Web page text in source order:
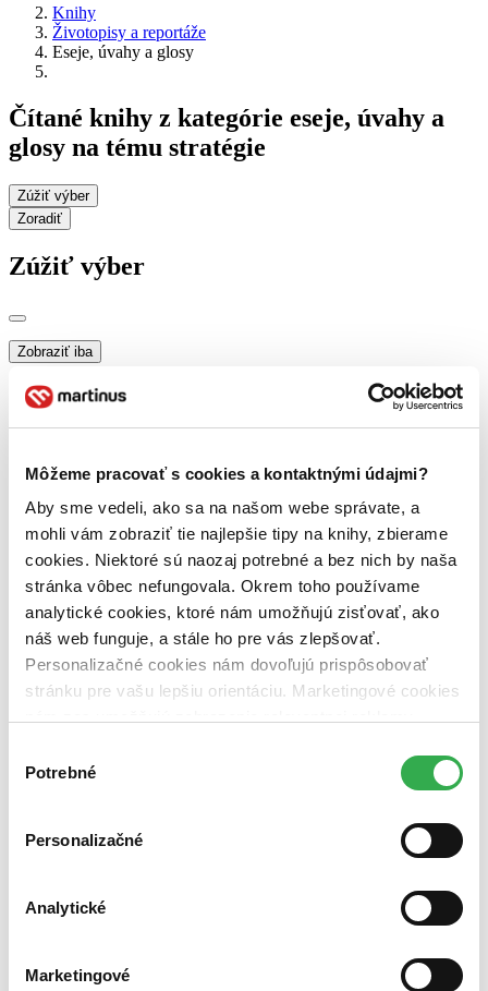
Môžeme pracovať s cookies a kontaktnými údajmi?
Aby sme vedeli, ako sa na našom webe správate, a
mohli vám zobraziť tie najlepšie tipy na knihy, zbierame
cookies. Niektoré sú naozaj potrebné a bez nich by naša
stránka vôbec nefungovala. Okrem toho používame
analytické cookies, ktoré nám umožňujú zisťovať, ako
náš web funguje, a stále ho pre vás zlepšovať.
Personalizačné cookies nám dovoľujú prispôsobovať
stránku pre vašu lepšiu orientáciu. Marketingové cookies
nám pomohlo, keby sme mohli používať všetky tieto
súhlasu
Potrebné
Personalizačné
Analytické
Marketingové
Knihy
Životopisy a reportáže
Eseje, úvahy a glosy
Čítané knihy z kategórie eseje, úvahy a
glosy na tému stratégie
Zúžiť výber
Zoradiť
Zúžiť výber
Zobraziť iba
zľavnené tituly (0 titulov)
predpredaj (0 titulov)predpredaj
pripravujeme (0 titulov)pripravujeme
dostupná (bez vypredaných) (0 titulov)
dostupná (bez
vypredaných)
Nové / čítané
nová (0 titulov)nová
čítaná - výborný stav (0 titulov)čítaná - výborný stav
čítaná - mierne opotrebovaná (0 titulov)čítaná - mierne
opotrebovaná
Zúžiť výber
Bestsellery
Najdrahšie